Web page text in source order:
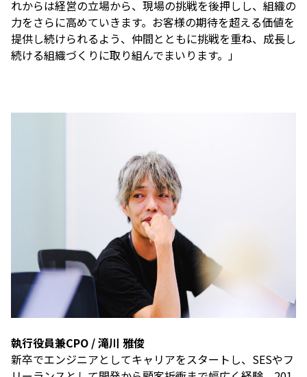
れからは経営の立場から、現場の挑戦を後押しし、組織の
力をさらに高めていきます。お客様の期待を超える価値を
提供し続けられるよう、仲間とともに挑戦を重ね、成長し
続ける組織づくりに取り組んでまいります。」
執行役員兼CPO / 滝川 雅俊
新卒でエンジニアとしてキャリアをスタートし、SESやフ